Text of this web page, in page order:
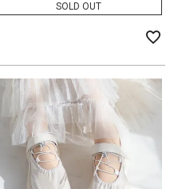
SOLD OUT